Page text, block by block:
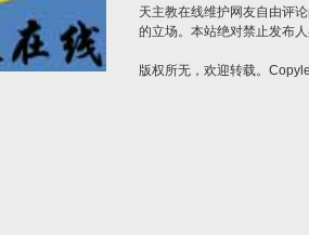
天主教在线维护网友自由评
的立场。本站绝对禁止发布
版权所无，欢迎转载。